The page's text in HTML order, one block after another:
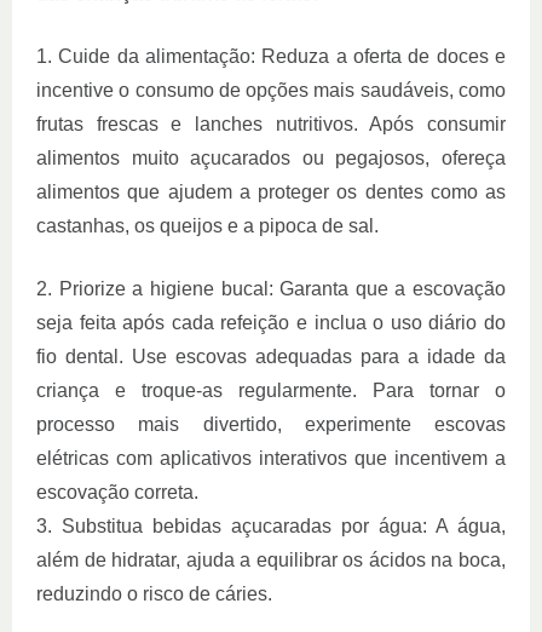
1. Cuide da alimentação: Reduza a oferta de doces e
incentive o consumo de opções mais saudáveis, como
frutas frescas e lanches nutritivos. Após consumir
alimentos muito açucarados ou pegajosos, ofereça
alimentos que ajudem a proteger os dentes como as
castanhas, os queijos e a pipoca de sal.
2. Priorize a higiene bucal: Garanta que a escovação
seja feita após cada refeição e inclua o uso diário do
fio dental. Use escovas adequadas para a idade da
criança e troque-as regularmente. Para tornar o
processo mais divertido, experimente escovas
elétricas com aplicativos interativos que incentivem a
escovação correta.
3. Substitua bebidas açucaradas por água: A água,
além de hidratar, ajuda a equilibrar os ácidos na boca,
reduzindo o risco de cáries.